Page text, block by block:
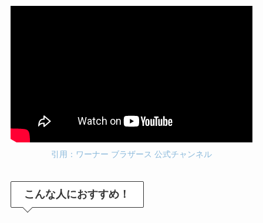
引用：ワーナー ブラザース 公式チャンネル
こんな人におすすめ！